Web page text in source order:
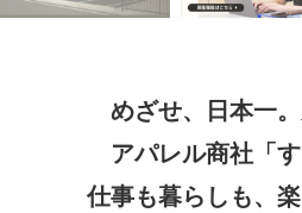
めざせ、日本一
アパレル商社「す
仕事も暮らしも、楽